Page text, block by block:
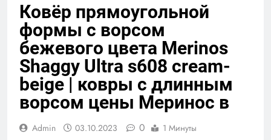
Ковёр прямоугольной
формы с ворсом
бежевого цвета Merinos
Shaggy Ultra s608 cream-
beige | ковры с длинным
ворсом цены Меринос в
Admin 03.10.2023 0 1 Минуты